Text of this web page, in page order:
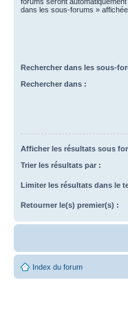
dans les sous-forums »
Rechercher dans les sous-
Rechercher dans :
Afficher les résultats sous
Trier les résultats par :
Limiter les résultats dans le
Retourner le(s) premier(s) :
Index du forum